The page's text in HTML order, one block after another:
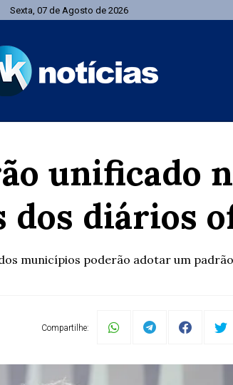
Sexta, 07 de Agosto de 2026
unificado
dos diários
municípios poderão adotar um
Compartilhe: